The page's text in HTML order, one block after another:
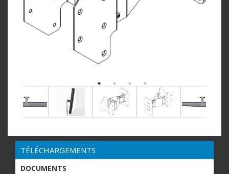
TÉLÉCHARGEMENTS
DOCUMENTS